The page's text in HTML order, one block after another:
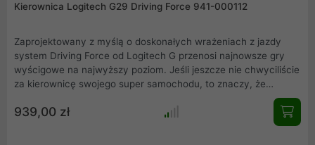
Kierownica Logitech G29 Driving Force 941-000112
Zaprojektowany z myślą o doskonałych wrażeniach z jazdy
system Driving Force od Logitech G przenosi najnowsze gry
wyścigowe na najwyższy poziom. Jeśli jeszcze nie chwyciliście
za kierownicę swojego super samochodu, to znaczy, że
jeszcze nie doświadczyliście prawdziwej symulacji wyścigów.
Kierownica do gier G29 została stworzona dla najnowszych
gier wyścigowych na konsoli PS5, PS4 i PS3. Kierownica G29
939,00 zł